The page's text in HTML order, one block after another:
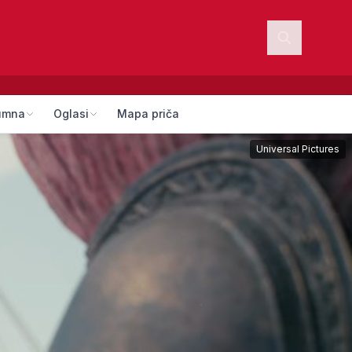
Oglasi Mapa priča
Universal Pictures